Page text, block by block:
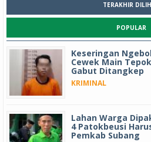
TERAKHIR
POPULAR
Keseringan
Cewek Main
Gabut Ditangkep
KRIMINAL
Lahan Warga
4 Patokbeusi
Pemkab Subang